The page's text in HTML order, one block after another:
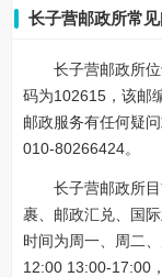
长子营邮政所常
长子营邮政所
码为102615，该邮
邮政服务有任何疑
010-80266424。
长子营邮政所
裹、邮政汇兑、国
时间为周一、周二
12:00 13:00-17:00